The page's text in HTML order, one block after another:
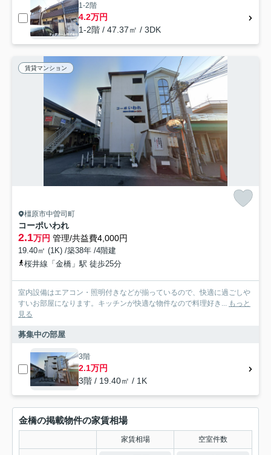
1-2階
4.2万円
1-2階 / 47.37㎡ / 3DK
賃貸マンション
橿原市中曽司町
コーポいわれ
2.1万円 管理/共益費4,000円
19.40㎡ (1K) /築38年 /4階建
桜井線「金橋」駅 徒歩25分
室内設備はエアコン・照明付きなどが揃っているので、快適に過ごしや
すいお部屋になります。キッチンが快適な物件なので料理好き... もっと
見る
募集中の部屋
3階
2.1万円
3階 / 19.40㎡ / 1K
金橋の掲載物件の家賃相場
家賃相場 空室件数